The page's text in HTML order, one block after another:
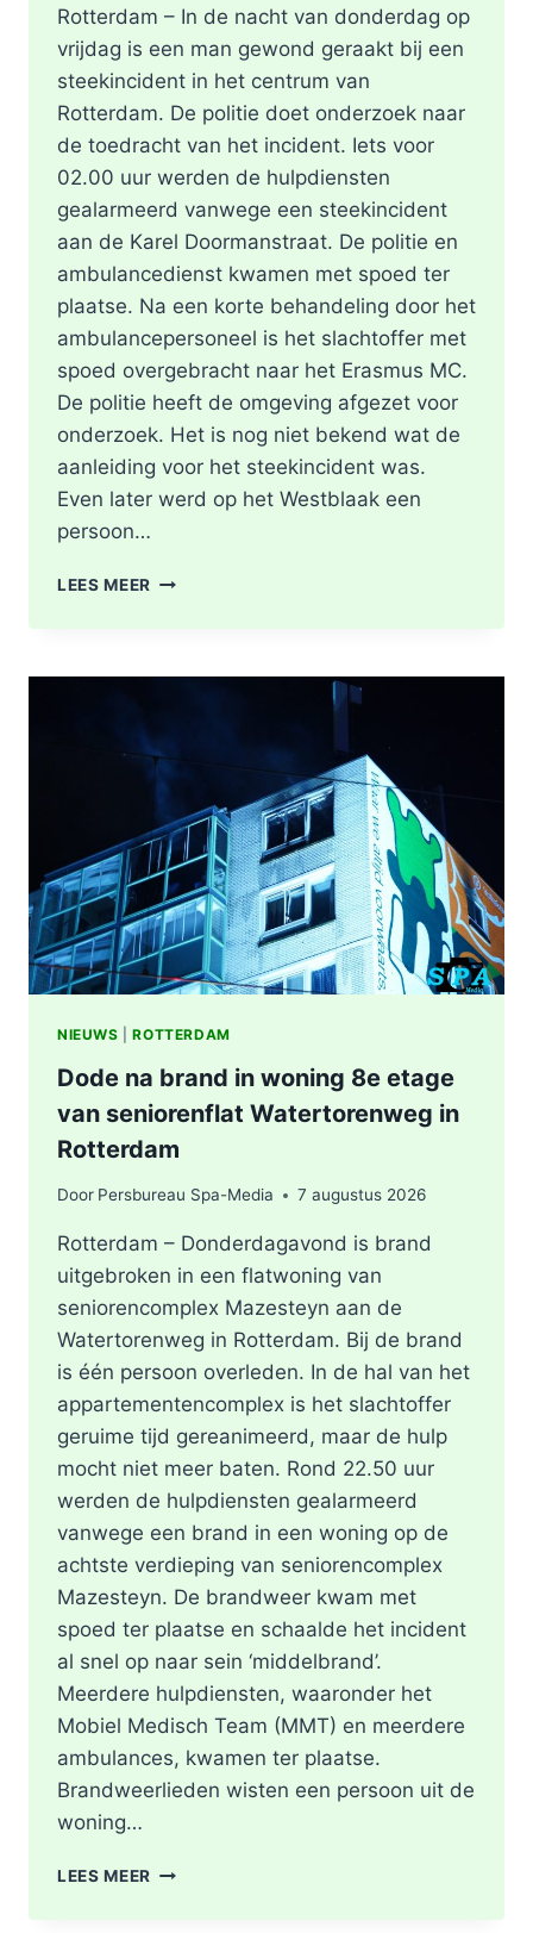
Rotterdam – In de nacht van donderdag op
vrijdag is een man gewond geraakt bij een
steekincident in het centrum van
Rotterdam. De politie doet onderzoek naar
de toedracht van het incident. Iets voor
02.00 uur werden de hulpdiensten
gealarmeerd vanwege een steekincident
aan de Karel Doormanstraat. De politie en
ambulancedienst kwamen met spoed ter
plaatse. Na een korte behandeling door het
ambulancepersoneel is het slachtoffer met
spoed overgebracht naar het Erasmus MC.
De politie heeft de omgeving afgezet voor
onderzoek. Het is nog niet bekend wat de
aanleiding voor het steekincident was.
Even later werd op het Westblaak een
persoon…
LEES MEER POLITIE
STEEKINCIDENT
KAREL
DOORMANSTRAAT
ROTTERDAM
NIEUWS |ROTTERDAM
Dode na brand in woning 8e etage
van seniorenflat Watertorenweg in
Rotterdam
Door Persbureau Spa-Media 7 augustus 2026
Rotterdam – Donderdagavond is brand
uitgebroken in een flatwoning van
seniorencomplex Mazesteyn aan de
Watertorenweg in Rotterdam. Bij de brand
is één persoon overleden. In de hal van het
appartementencomplex is het slachtoffer
geruime tijd gereanimeerd, maar de hulp
mocht niet meer baten. Rond 22.50 uur
werden de hulpdiensten gealarmeerd
vanwege een brand in een woning op de
achtste verdieping van seniorencomplex
Mazesteyn. De brandweer kwam met
spoed ter plaatse en schaalde het incident
al snel op naar sein ‘middelbrand’.
Meerdere hulpdiensten, waaronder het
Mobiel Medisch Team (MMT) en meerdere
ambulances, kwamen ter plaatse.
Brandweerlieden wisten een persoon uit de
woning…
LEES MEER DODE